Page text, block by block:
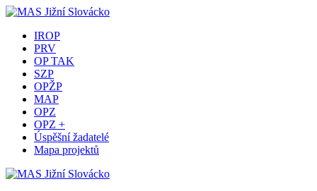
IROP
PRV
OP TAK
SZP
OPŽP
MAP
OPZ
OPZ +
Úspěšní žadatelé
Mapa projektů